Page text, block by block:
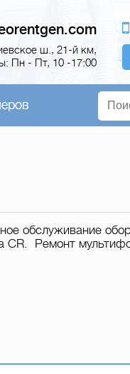
ш., 21-й км,
Пн - Пт, 10 -17:00
обслуживание
CR. Ремонт